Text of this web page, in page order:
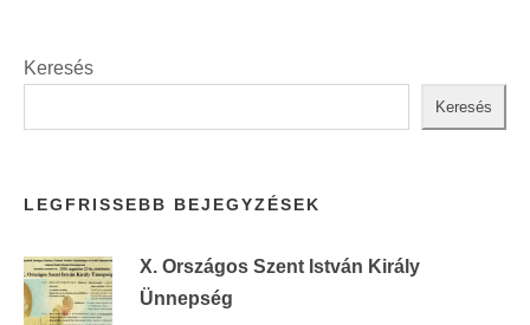
Keresés
Keresés
LEGFRISSEBB BEJEGYZÉSEK
X. Országos Szent István Király
Ünnepség